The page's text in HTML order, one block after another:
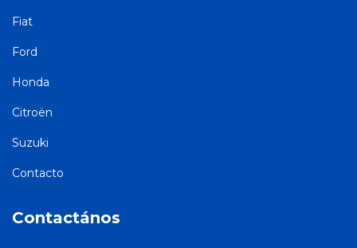
Fiat
Ford
Honda
Citroën
Suzuki
Contacto
Contactános